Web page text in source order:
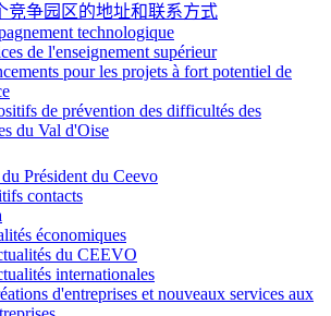
竞争园区的地址和联系方式
technologique
de l'enseignement supérieur
pour les projets à fort potentiel de
de prévention des difficultés des
du Val d'Oise
Président du Ceevo
contacts
économiques
du CEEVO
internationales
d'entreprises et nouveaux services aux